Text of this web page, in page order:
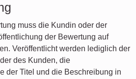
muss die Kundin oder der
der Bewertung auf
Veröffentlicht werden lediglich der
des Kunden, die
der Titel und die Beschreibung in